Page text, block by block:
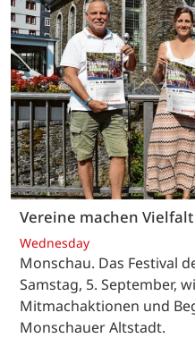
Vereine machen
Wednesday
Monschau. Das Festival
Samstag, 5. September,
Mitmachaktionen und
Monschauer Altstadt.